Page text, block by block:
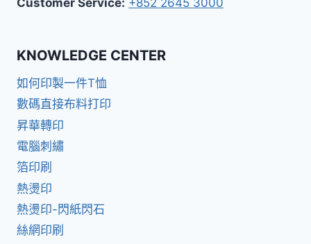
Customer Service: +852 2645 3000
KNOWLEDGE CENTER
如何印製一件T恤
數碼直接布料打印
昇華轉印
電腦刺繡
箔印刷
熱燙印
熱燙印-閃紙閃石
絲網印刷